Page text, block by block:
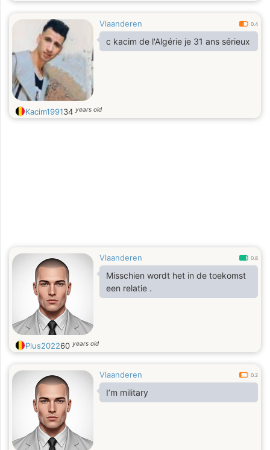
Vlaanderen 0.4
c kacim de l'Algérie je 31 ans sérieux
Kacim199134 years old
Vlaanderen 0.8
Misschien wordt het in de toekomst
een relatie .
Plus202260 years old
Vlaanderen 0.2
I’m military